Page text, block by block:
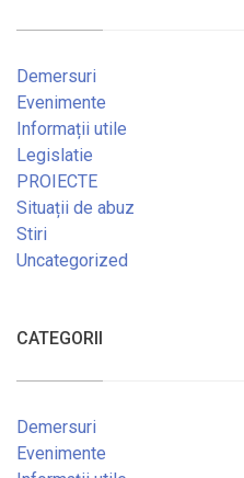
Demersuri
Evenimente
Informații utile
Legislatie
PROIECTE
Situații de abuz
Stiri
Uncategorized
CATEGORII
Demersuri
Evenimente